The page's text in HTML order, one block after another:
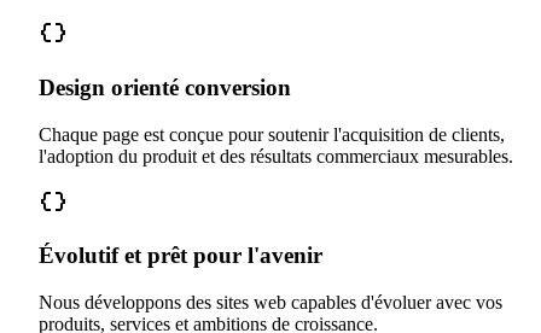
Design orienté conversion
Chaque page est conçue pour soutenir l'acquisition de clients,
l'adoption du produit et des résultats commerciaux mesurables.
Évolutif et prêt pour l'avenir
Nous développons des sites web capables d'évoluer avec vos
produits, services et ambitions de croissance.